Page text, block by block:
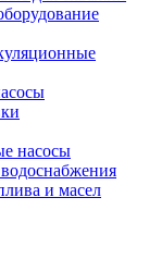
насосы
и масел